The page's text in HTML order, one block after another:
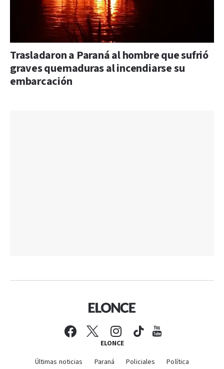
Trasladaron a Paraná al hombre que sufrió
graves quemaduras al incendiarse su
embarcación
ELONCE
Últimas noticias Paraná Policiales Política